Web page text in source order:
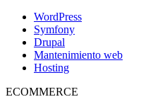
WordPress
Symfony
Drupal
Mantenimiento web
Hosting
ECOMMERCE